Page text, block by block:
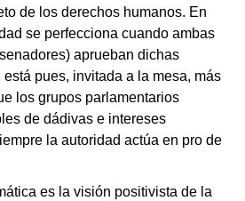
de los derechos humanos. En
se perfecciona cuando ambas
aprueban dichas
pues, invitada a la mesa, más
los grupos parlamentarios
de dádivas e intereses
la autoridad actúa en pro de
es la visión positivista de la